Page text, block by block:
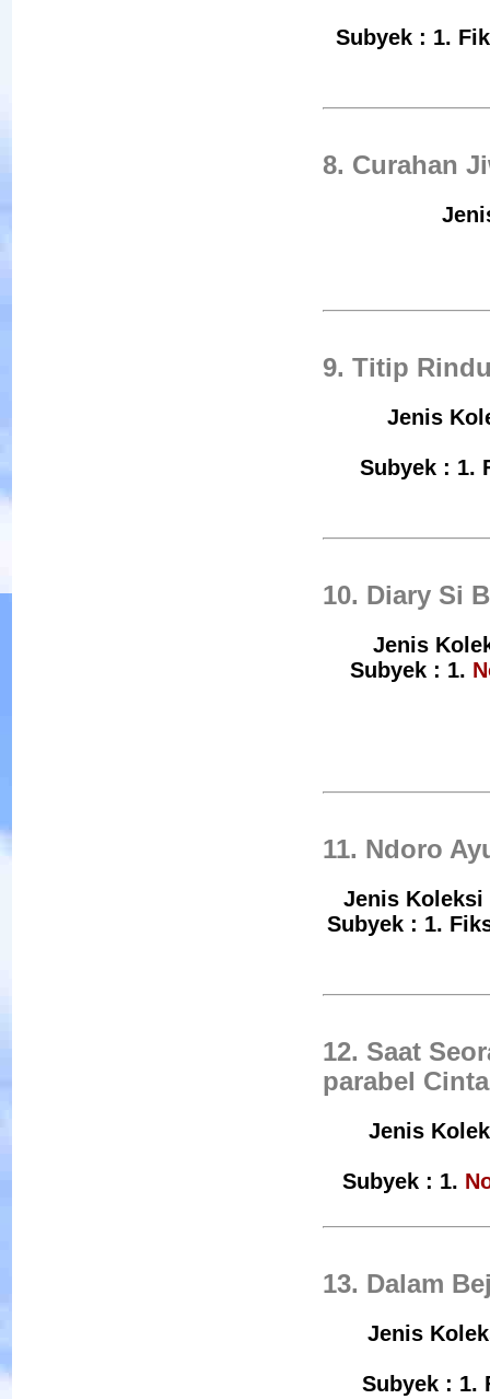
Subyek : 1.
8. Curahan
9. Titip
Jenis
Subyek : 1.
10. Diary Si
Jenis
Subyek : 1.
11. Ndoro
Jenis Koleksi
Subyek : 1.
12. Saat
parabel
Jenis
Subyek : 1.
13. Dalam
Jenis
Subyek : 1.